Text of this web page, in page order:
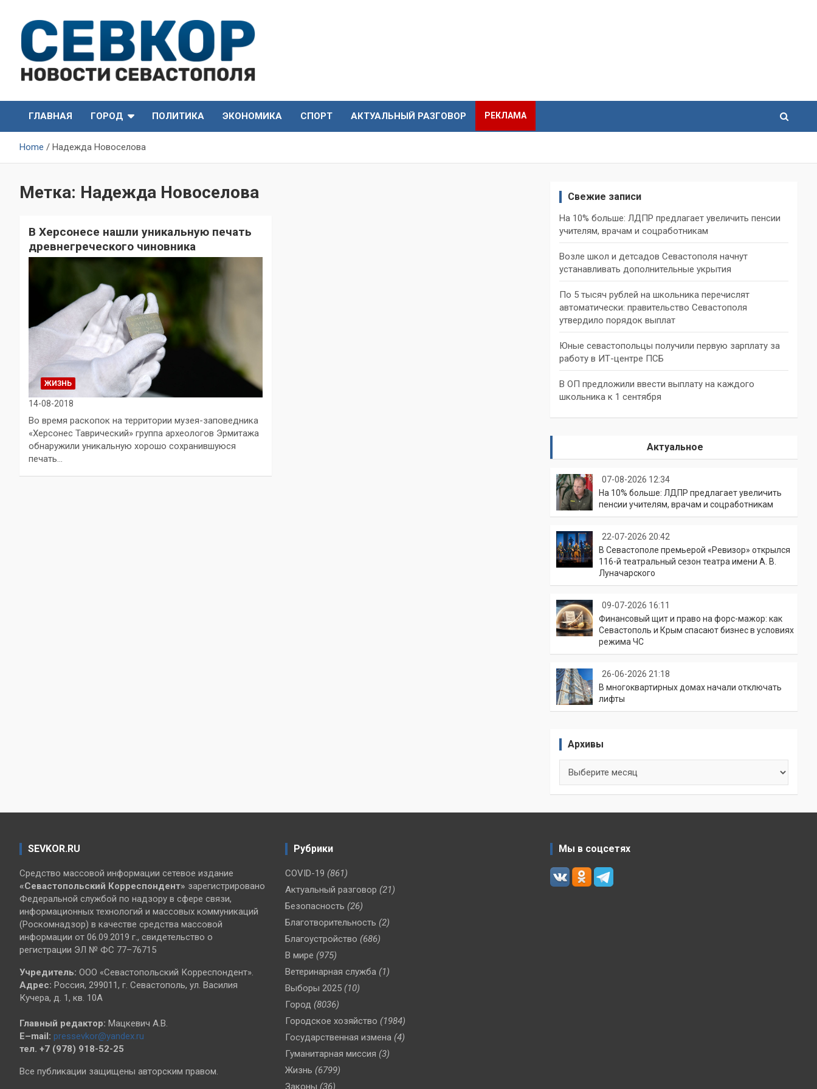
content
СевКор — Новости
Севастополя
Севастополя
ГЛАВНАЯ
ГОРОД ПОЛИТИКА ЭКОНОМИКА СПОРТ АКТУАЛЬНЫЙ РАЗГОВОР РЕКЛАМА
Home Надежда Новоселова
Метка: Надежда Новоселова
В Херсонесе нашли уникальную печать
древнегреческого чиновника
ЖИЗНЬ
14-08-2018
Во время раскопок на территории музея-заповедника
«Херсонес Таврический» группа археологов Эрмитажа
обнаружили уникальную хорошо сохранившуюся
печать…
Свежие записи
На 10% больше: ЛДПР предлагает увеличить пенсии
учителям, врачам и соцработникам
Возле школ и детсадов Севастополя начнут
устанавливать дополнительные укрытия
По 5 тысяч рублей на школьника перечислят
автоматически: правительство Севастополя
утвердило порядок выплат
Юные севастопольцы получили первую зарплату за
работу в ИТ-центре ПСБ
В ОП предложили ввести выплату на каждого
школьника к 1 сентября
Актуальное
07-08-2026 12:34
На 10% больше: ЛДПР предлагает увеличить
пенсии учителям, врачам и соцработникам
22-07-2026 20:42
В Севастополе премьерой «Ревизор» открылся
116-й театральный сезон театра имени А. В.
Луначарского
09-07-2026 16:11
Финансовый щит и право на форс-мажор: как
Севастополь и Крым спасают бизнес в условиях
режима ЧС
26-06-2026 21:18
В многоквартирных домах начали отключать
лифты
Архивы
SEVKOR.RU
Средство массовой информации сетевое издание
«Севастопольский Корреспондент» зарегистрировано
Федеральной службой по надзору в сфере связи,
информационных технологий и массовых коммуникаций
(Роскомнадзор) в качестве средства массовой
информации от 06.09.2019 г., свидетельство о
регистрации ЭЛ № ФС 77–76715
Учредитель: ООО «Севастопольский Корреспондент».
Адрес: Россия, 299011, г. Севастополь, ул. Василия
Кучера, д. 1, кв. 10А
Главный редактор: Мацкевич А.В.
E–mail: pressevkor@yandex.ru
тел. +7 (978) 918-52-25
Все публикации защищены авторским правом.
Рубрики
COVID-19 (861)
Актуальный разговор (21)
Безопасность (26)
Благотворительность (2)
Благоустройство (686)
В мире (975)
Ветеринарная служба (1)
Выборы 2025 (10)
Город (8036)
Городское хозяйство (1984)
Государственная измена (4)
Гуманитарная миссия (3)
Жизнь (6799)
Законы (36)
Мы в соцсетях